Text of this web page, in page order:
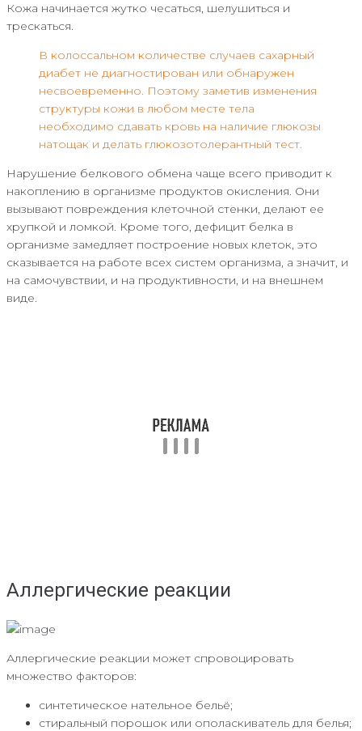
Кожа начинается жутко чесаться, шелушиться и
трескаться.
В колоссальном количестве случаев сахарный
диабет не диагностирован или обнаружен
несвоевременно. Поэтому заметив изменения
структуры кожи в любом месте тела
необходимо сдавать кровь на наличие глюкозы
натощак и делать глюкозотолерантный тест.
Нарушение белкового обмена чаще всего приводит к
накоплению в организме продуктов окисления. Они
вызывают повреждения клеточной стенки, делают ее
хрупкой и ломкой. Кроме того, дефицит белка в
организме замедляет построение новых клеток, это
сказывается на работе всех систем организма, а значит, и
на самочувствии, и на продуктивности, и на внешнем
виде.
Аллергические реакции
Аллергические реакции может спровоцировать
множество факторов:
синтетическое нательное бельё;
стиральный порошок или ополаскиватель для белья;